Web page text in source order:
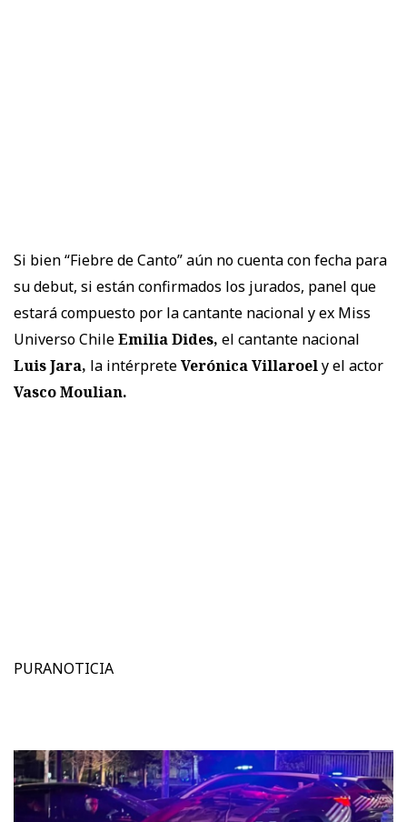
Si bien “Fiebre de Canto” aún no cuenta con fecha para
su debut, si están confirmados los jurados, panel que
estará compuesto por la cantante nacional y ex Miss
Universo ChileEmilia Dides, el cantante nacional
Luis Jara, la intérpreteVerónica Villaroely el actor
Vasco Moulian.
PURANOTICIA